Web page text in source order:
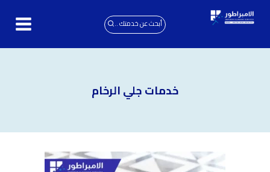
التجاوز
أبحث عن خدمتك ..
خدمات جلي الرخام